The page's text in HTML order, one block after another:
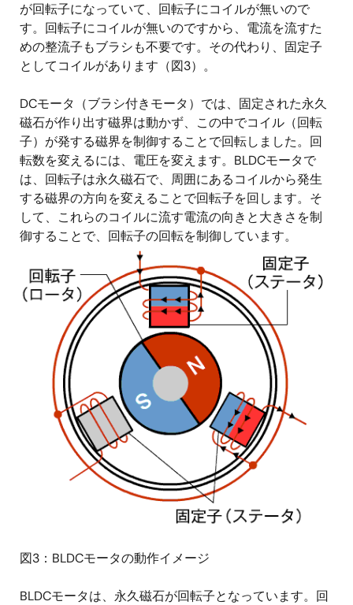
が回転子になっていて、回転子にコイルが無いので
す。回転子にコイルが無いのですから、電流を流すた
めの整流子もブラシも不要です。その代わり、固定子
としてコイルがあります（図3）。
DCモータ（ブラシ付きモータ）では、固定された永久
磁石が作り出す磁界は動かず、この中でコイル（回転
子）が発する磁界を制御することで回転しました。回
転数を変えるには、電圧を変えます。BLDCモータで
は、回転子は永久磁石で、周囲にあるコイルから発生
する磁界の方向を変えることで回転子を回します。そ
して、これらのコイルに流す電流の向きと大きさを制
御することで、回転子の回転を制御しています。
図3：BLDCモータの動作イメージ
BLDCモータは、永久磁石が回転子となっています。回